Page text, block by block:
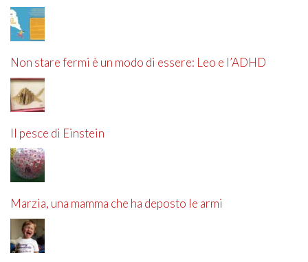
Non stare fermi è un modo di essere: Leo e l’ADHD
Il pesce di Einstein
Marzia, una mamma che ha deposto le armi